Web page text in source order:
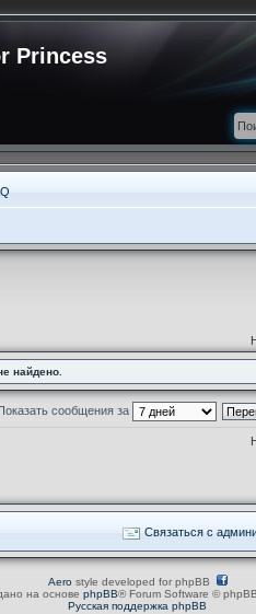
Princess
найдено.
сообщения за
Связаться с
Aerostyle developed for phpBB
на основе phpBB® Forum Software ©
Русская поддержка phpBB